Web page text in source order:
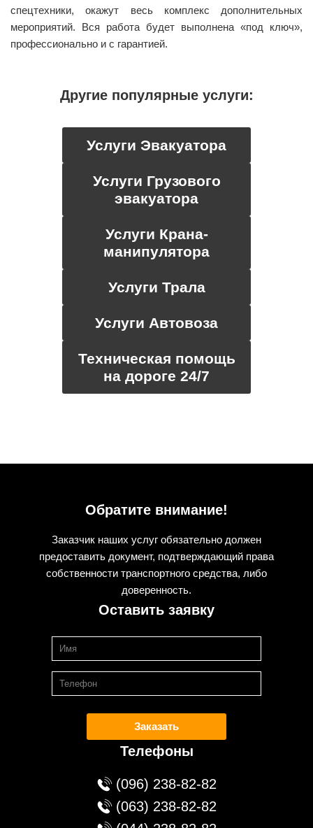
спецтехники, окажут весь комплекс дополнительных
мероприятий. Вся работа будет выполнена «под ключ»,
профессионально и с гарантией.
Другие популярные услуги:
Услуги Эвакуатора
Услуги Грузового
эвакуатора
Услуги Крана-
манипулятора
Услуги Трала
Услуги Автовоза
Техническая помощь
на дороге 24/7
Обратите внимание!
Заказчик наших услуг обязательно должен
предоставить документ, подтверждающий права
собственности транспортного средства, либо
доверенность.
Оставить заявку
Заказать
Телефоны
(096) 238-82-82
(063) 238-82-82